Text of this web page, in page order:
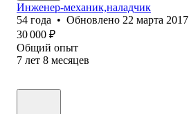
Инженер-механик,наладчик
54 года • Обновлено 22 марта 2017
30 000 ₽
Общий опыт
7 лет 8 месяцев